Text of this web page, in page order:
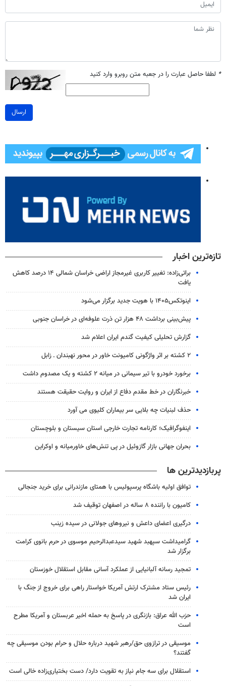
* لطفا حاصل عبارت را در جعبه متن روبرو وارد کنید
ارسال
تازه‌ترین اخبار
براتی‌زاده: تغییر کاربری غیرمجاز اراضی خراسان شمالی ۱۴ درصد کاهش
یافت
اینوتکس۱۴۰۵ با هویت جدید برگزار می‌شود
پیش‌بینی برداشت ۴۸ هزار تن ذرت علوفه‌ای در خراسان جنوبی
گزارش تحلیلی کیفیت گندم ایران اعلام شد
۲ کشته بر اثر واژگونی کامیونت خاور در محور نهبندان ـ زابل
برخورد خودرو با تیر سیمانی در میانه ۲ کشته و یک مصدوم داشت
خبرنگاران در خط مقدم دفاع از ایران و روایت حقیقت هستند
حذف لبنیات چه بلایی سر بیماران کلیوی می آورد
اینفوگرافیک؛ کارنامه تجارت خارجی استان سیستان و بلوچستان
بحران جهانی بازار گازوئیل در پی تنش‌های خاورمیانه و اوکراین
پربازدیدترین ها
توافق اولیه باشگاه پرسپولیس با همتای مازندرانی برای خرید جنجالی
کامیون با راننده ۸ ساله در اصفهان توقیف شد
درگیری اعضای داعش و نیروهای جولانی در سیده زینب
گرامیداشت سپهبد شهید سیدعبدالرحیم موسوی در حرم بانوی کرامت
برگزار شد
تمجید رسانه آلبانیایی از عملکرد آسانی مقابل استقلال خوزستان
رئیس ستاد مشترک ارتش آمریکا خواستار راهی برای خروج از جنگ با
ایران شد
حزب الله عراق: بازنگری در پاسخ به حمله اخیر عربستان و آمریکا مطرح
است
موسیقی در ترازوی حق/رهبر شهید درباره حلال و حرام بودن موسیقی چه
گفتند؟
استقلال برای سه جام نیاز به تقویت دارد/ دست بختیاری‌زاده خالی است